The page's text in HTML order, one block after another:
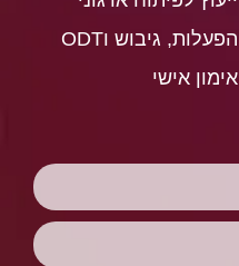
הפעלות, גיבוש וODT
אימון אישי